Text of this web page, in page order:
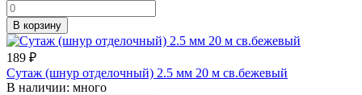
В корзину
189 ₽
Сутаж (шнур отделочный) 2.5 мм 20 м св.бежевый
В наличии: много